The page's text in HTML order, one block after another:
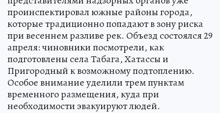
проинспектировал южные районы города,
которые традиционно попадают в зону риска
при весеннем разливе рек. Объезд состоялся 29
апреля: чиновники посмотрели, как
подготовлены села Табага, Хатассы и
Пригородный к возможному подтоплению.
Особое внимание уделили трем пунктам
временного размещения, куда при
необходимости эвакуируют людей.